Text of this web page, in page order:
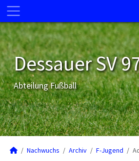
Dessauer SV
Abteilung Fußball
Nachwuchs Archiv F-Jugend